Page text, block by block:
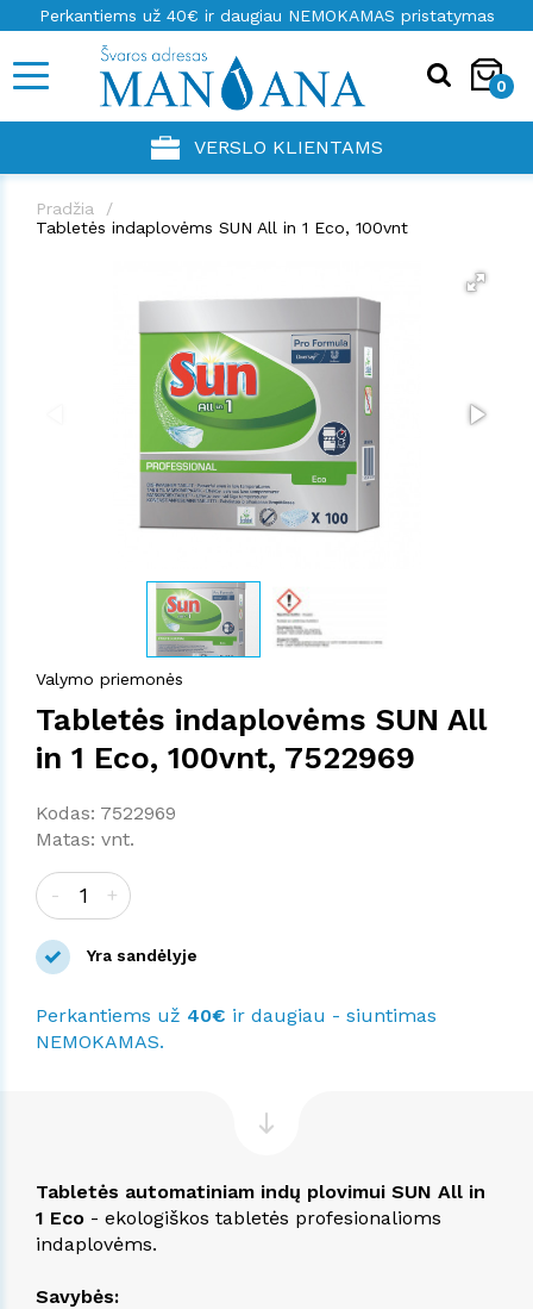
Perkantiems už 40€ ir daugiau NEMOKAMAS pristatymas
0
VERSLO KLIENTAMS
Pradžia
Tabletės indaplovėms SUN All in 1 Eco, 100vnt
Valymo priemonės
Tabletės indaplovėms SUN All
in 1 Eco, 100vnt, 7522969
Kodas: 7522969
Matas: vnt.
- +
Yra sandėlyje
Perkantiems už 40€ ir daugiau - siuntimas
NEMOKAMAS.
Tabletės automatiniam indų plovimui SUN All in
1 Eco - ekologiškos tabletės profesionalioms
indaplovėms.
Savybės: